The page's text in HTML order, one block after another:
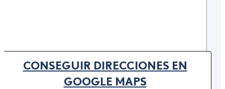
CONSEGUIR DIRECCIONES EN
GOOGLE MAPS(OPENS IN NEW TAB)